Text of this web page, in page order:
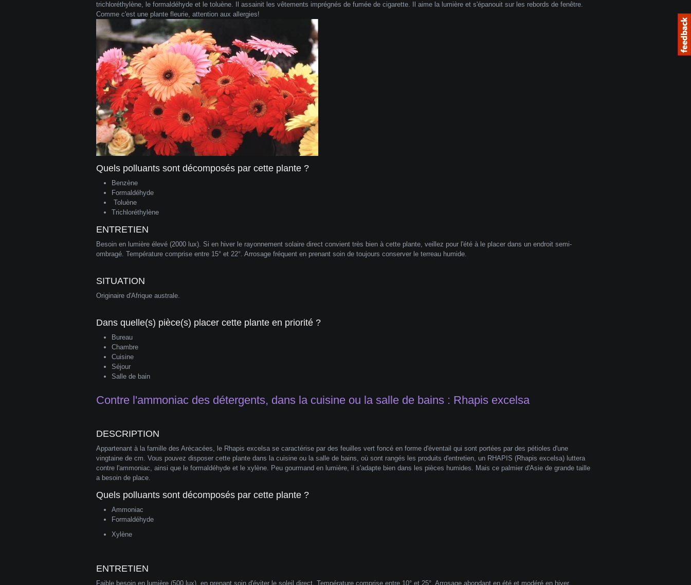
trichloréthylène, le formaldéhyde et le toluène. Il assainit les vêtements imprégnés de fumée de cigarette. Il aime la lumière et s'épanouit sur les rebords de fenêtre.
Comme c'est une plante fleurie, attention aux allergies!
Quels polluants sont décomposés par cette plante ?
Benzène
Formaldéhyde
Toluène
Trichloréthylène
ENTRETIEN
Besoin en lumière élevé (2000 lux). Si en hiver le rayonnement solaire direct convient très bien à cette plante, veillez pour l'été à le placer dans un endroit semi-
ombragé. Température comprise entre 15° et 22°. Arrosage fréquent en prenant soin de toujours conserver le terreau humide.
SITUATION
Originaire d'Afrique australe.
Dans quelle(s) pièce(s) placer cette plante en priorité ?
Bureau
Chambre
Cuisine
Séjour
Salle de bain
Contre l'ammoniac des détergents, dans la cuisine ou la salle de bains : Rhapis excelsa
DESCRIPTION
Appartenant à la famille des Arécacées, le Rhapis excelsa se caractérise par des feuilles vert foncé en forme d'éventail qui sont portées par des pétioles d'une
vingtaine de cm. Vous pouvez disposer cette plante dans la cuisine ou la salle de bains, où sont rangés les produits d'entretien, un RHAPIS (Rhapis excelsa) luttera
contre l'ammoniac, ainsi que le formaldéhyde et le xylène. Peu gourmand en lumière, il s'adapte bien dans les pièces humides. Mais ce palmier d'Asie de grande taille
a besoin de place.
Quels polluants sont décomposés par cette plante ?
Ammoniac
Formaldéhyde
Xylène
ENTRETIEN
Faible besoin en lumière (500 lux), en prenant soin d'éviter le soleil direct. Température comprise entre 10° et 25°. Arrosage abondant en été et modéré en hiver.